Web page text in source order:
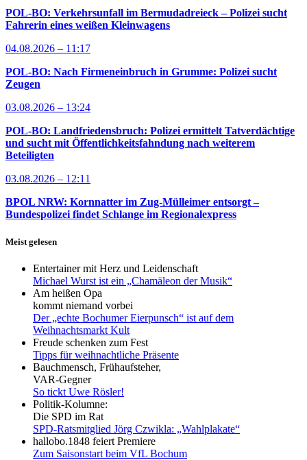
POL-BO: Verkehrsunfall im Bermudadreieck – Polizei sucht
Fahrerin eines weißen Kleinwagens
04.08.2026 – 11:17
POL-BO: Nach Firmeneinbruch in Grumme: Polizei sucht
Zeugen
03.08.2026 – 13:24
POL-BO: Landfriedensbruch: Polizei ermittelt Tatverdächtige
und sucht mit Öffentlichkeitsfahndung nach weiterem
Beteiligten
03.08.2026 – 12:11
BPOL NRW: Kornnatter im Zug-Mülleimer entsorgt –
Bundespolizei findet Schlange im Regionalexpress
Meist gelesen
Entertainer mit Herz und Leidenschaft
Michael Wurst ist ein „Chamäleon der Musik“
Am heißen Opa
kommt niemand vorbei
Der „echte Bochumer Eierpunsch“ ist auf dem
Weihnachtsmarkt Kult
Freude schenken zum Fest
Tipps für weihnachtliche Präsente
Bauchmensch, Frühaufsteher,
VAR-Gegner
So tickt Uwe Rösler!
Politik-Kolumne:
Die SPD im Rat
SPD-Ratsmitglied Jörg Czwikla: „Wahlplakate“
hallobo.1848 feiert Premiere
Zum Saisonstart beim VfL Bochum